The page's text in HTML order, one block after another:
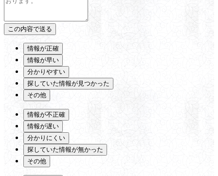
情報が正確
情報が早い
分かりやすい
探していた情報が見つかった
その他
情報が不正確
情報が遅い
分かりにくい
探していた情報が無かった
その他